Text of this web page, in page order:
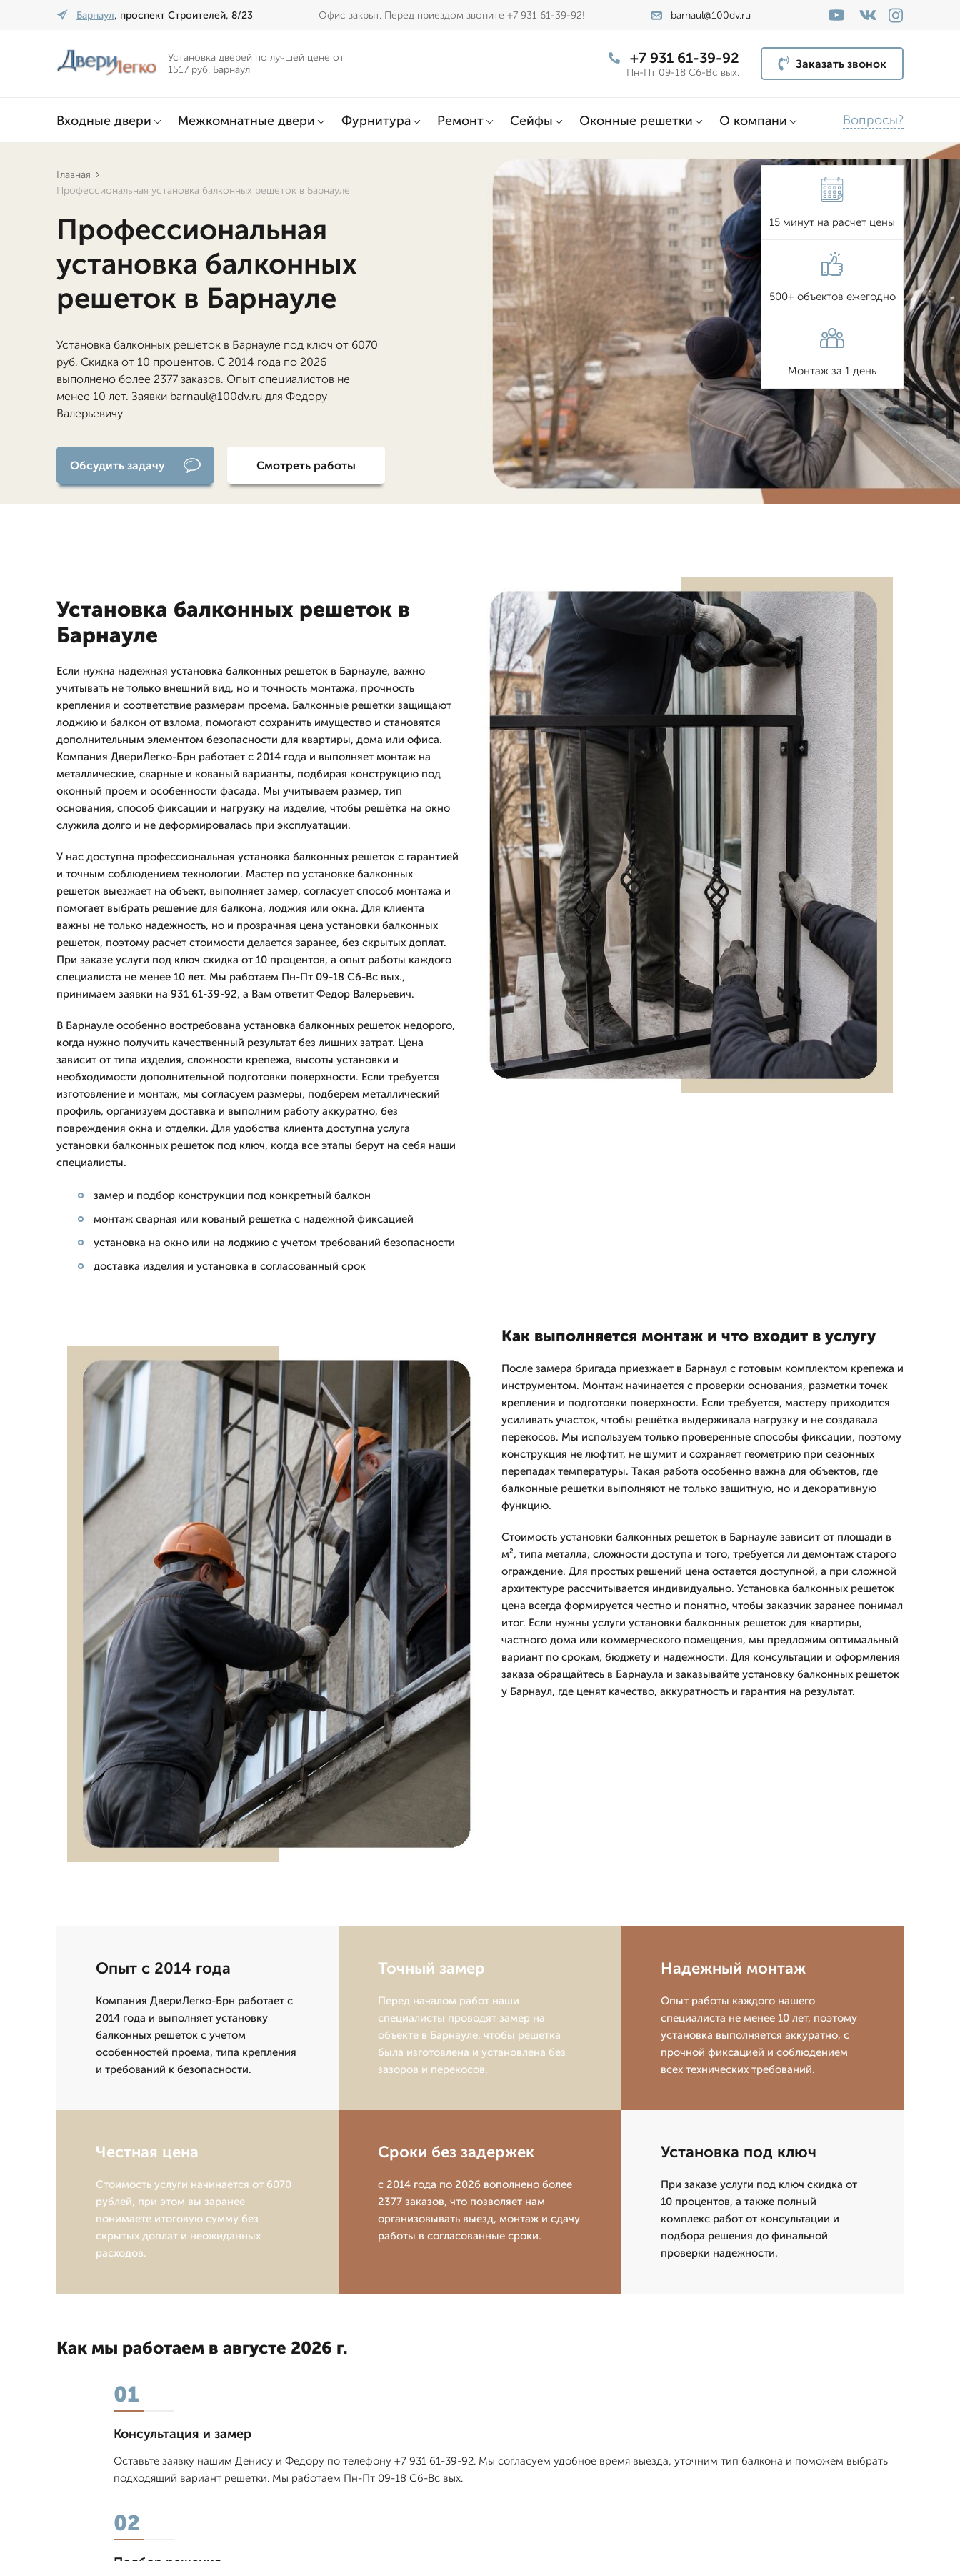
Барнаул, проспект Строителей, 8/23 Офис закрыт. Перед приездом звоните +7 931 61-39-92! barnaul@100dv.ru
Установка дверей по лучшей цене от
1517 руб. Барнаул
+7 931 61-39-92
Пн-Пт 09-18 Сб-Вс вых.
Заказать звонок
Входные двери Межкомнатные двери Фурнитура Ремонт Сейфы Оконные решетки О компани Вопросы?
Главная
Профессиональная установка балконных решеток в Барнауле
Профессиональная
установка балконных
решеток в Барнауле
Установка балконных решеток в Барнауле под ключ от 6070
руб. Скидка от 10 процентов. С 2014 года по 2026
выполнено более 2377 заказов. Опыт специалистов не
менее 10 лет. Заявки barnaul@100dv.ru для Федору
Валерьевичу
Обсудить задачу Смотреть работы
15 минут на расчет цены
500+ объектов ежегодно
Монтаж за 1 день
Установка балконных решеток в
Барнауле
Если нужна надежная установка балконных решеток в Барнауле, важно
учитывать не только внешний вид, но и точность монтажа, прочность
крепления и соответствие размерам проема. Балконные решетки защищают
лоджию и балкон от взлома, помогают сохранить имущество и становятся
дополнительным элементом безопасности для квартиры, дома или офиса.
Компания ДвериЛегко-Брн работает с 2014 года и выполняет монтаж на
металлические, сварные и кованый варианты, подбирая конструкцию под
оконный проем и особенности фасада. Мы учитываем размер, тип
основания, способ фиксации и нагрузку на изделие, чтобы решётка на окно
служила долго и не деформировалась при эксплуатации.
У нас доступна профессиональная установка балконных решеток с гарантией
и точным соблюдением технологии. Мастер по установке балконных
решеток выезжает на объект, выполняет замер, согласует способ монтажа и
помогает выбрать решение для балкона, лоджия или окна. Для клиента
важны не только надежность, но и прозрачная цена установки балконных
решеток, поэтому расчет стоимости делается заранее, без скрытых доплат.
При заказе услуги под ключ скидка от 10 процентов, а опыт работы каждого
специалиста не менее 10 лет. Мы работаем Пн-Пт 09-18 Сб-Вс вых.,
принимаем заявки на 931 61-39-92, а Вам ответит Федор Валерьевич.
В Барнауле особенно востребована установка балконных решеток недорого,
когда нужно получить качественный результат без лишних затрат. Цена
зависит от типа изделия, сложности крепежа, высоты установки и
необходимости дополнительной подготовки поверхности. Если требуется
изготовление и монтаж, мы согласуем размеры, подберем металлический
профиль, организуем доставка и выполним работу аккуратно, без
повреждения окна и отделки. Для удобства клиента доступна услуга
установки балконных решеток под ключ, когда все этапы берут на себя наши
специалисты.
замер и подбор конструкции под конкретный балкон
монтаж сварная или кованый решетка с надежной фиксацией
установка на окно или на лоджию с учетом требований безопасности
доставка изделия и установка в согласованный срок
Как выполняется монтаж и что входит в услугу
После замера бригада приезжает в Барнаул с готовым комплектом крепежа и
инструментом. Монтаж начинается с проверки основания, разметки точек
крепления и подготовки поверхности. Если требуется, мастеру приходится
усиливать участок, чтобы решётка выдерживала нагрузку и не создавала
перекосов. Мы используем только проверенные способы фиксации, поэтому
конструкция не люфтит, не шумит и сохраняет геометрию при сезонных
перепадах температуры. Такая работа особенно важна для объектов, где
балконные решетки выполняют не только защитную, но и декоративную
функцию.
Стоимость установки балконных решеток в Барнауле зависит от площади в
м², типа металла, сложности доступа и того, требуется ли демонтаж старого
ограждение. Для простых решений цена остается доступной, а при сложной
архитектуре рассчитывается индивидуально. Установка балконных решеток
цена всегда формируется честно и понятно, чтобы заказчик заранее понимал
итог. Если нужны услуги установки балконных решеток для квартиры,
частного дома или коммерческого помещения, мы предложим оптимальный
вариант по срокам, бюджету и надежности. Для консультации и оформления
заказа обращайтесь в Барнаула и заказывайте установку балконных решеток
у Барнаул, где ценят качество, аккуратность и гарантия на результат.
Опыт с 2014 года
Компания ДвериЛегко-Брн работает с
2014 года и выполняет установку
балконных решеток с учетом
особенностей проема, типа крепления
и требований к безопасности.
Точный замер
Перед началом работ наши
специалисты проводят замер на
объекте в Барнауле, чтобы решетка
была изготовлена и установлена без
зазоров и перекосов.
Надежный монтаж
Опыт работы каждого нашего
специалиста не менее 10 лет, поэтому
установка выполняется аккуратно, с
прочной фиксацией и соблюдением
всех технических требований.
Честная цена
Стоимость услуги начинается от 6070
рублей, при этом вы заранее
понимаете итоговую сумму без
скрытых доплат и неожиданных
расходов.
Сроки без задержек
с 2014 года по 2026 вополнено более
2377 заказов, что позволяет нам
организовывать выезд, монтаж и сдачу
работы в согласованные сроки.
Установка под ключ
При заказе услуги под ключ скидка от
10 процентов, а также полный
комплекс работ от консультации и
подбора решения до финальной
проверки надежности.
Как мы работаем в августе 2026 г.
01
Консультация и замер
Оставьте заявку нашим Денису и Федору по телефону +7 931 61-39-92. Мы согласуем удобное время выезда, уточним тип балкона и поможем выбрать
подходящий вариант решетки. Мы работаем Пн-Пт 09-18 Сб-Вс вых.
02